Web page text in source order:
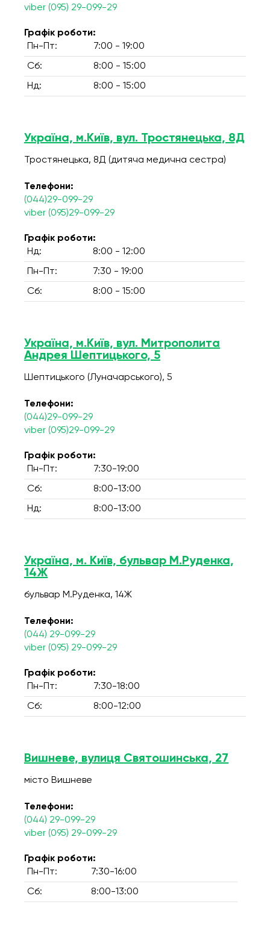
viber (095) 29-099-29
Графік роботи:
Пн-Пт:
7:00 - 19:00
Сб: 8:00 - 15:00
Нд: 8:00 - 15:00
Україна, м.Київ, вул. Тростянецька, 8Д
Тростянецька, 8Д (дитяча медична сестра)
Телефони:
(044)29-099-29
viber (095)29-099-29
Графік роботи:
Нд:
8:00 - 12:00
Пн-Пт: 7:30 - 19:00
Сб: 8:00 - 15:00
Україна, м.Київ, вул. Митрополита
Андрея Шептицького, 5
Шептицького (Луначарського), 5
Телефони:
(044)29-099-29
viber (095)29-099-29
Графік роботи:
Пн-Пт:
7:30-19:00
Сб: 8:00-13:00
Нд: 8:00-13:00
Україна, м. Київ, бульвар М.Руденка,
14Ж
бульвар М.Руденка, 14Ж
Телефони:
(044) 29-099-29
viber (095) 29-099-29
Графік роботи:
Пн-Пт:
7:30-18:00
Сб: 8:00-12:00
Вишневе, вулиця Святошинська, 27
місто Вишневе
Телефони:
(044) 29-099-29
viber (095) 29-099-29
Графік роботи:
Пн-Пт:
7:30-16:00
Сб: 8:00-13:00